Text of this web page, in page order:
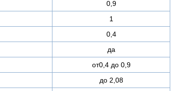
0,9
1
0,4
да
от0,4 до 0,9
до 2,08